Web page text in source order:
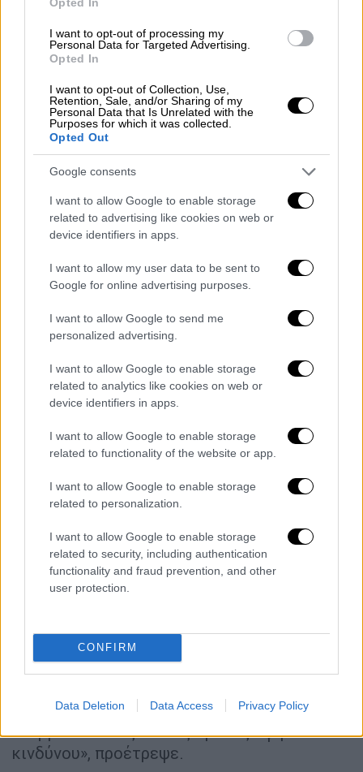
I want to opt-out of processing my
Personal Data for Targeted Advertising.
Opted In
I want to opt-out of Collection, Use,
Retention, Sale, and/or Sharing of my
Personal Data that Is Unrelated with the
Purposes for which it was collected.
Opted Out
Google consents
I want to allow Google to enable storage
related to advertising like cookies on web or
device identifiers in apps.
I want to allow my user data to be sent to
Google for online advertising purposes.
I want to allow Google to send me
personalized advertising.
I want to allow Google to enable storage
related to analytics like cookies on web or
device identifiers in apps.
I want to allow Google to enable storage
related to functionality of the website or app.
I want to allow Google to enable storage
related to personalization.
I want to allow Google to enable storage
related to security, including authentication
functionality and fraud prevention, and other
user protection.
CONFIRM
Data Deletion Data Access Privacy Policy
Τα κλειδιά για να σταματήσει η
μετάδοση
Ο εμβολιασμός, η χρήση μάσκας και η
κοινωνική αποστασιοποίηση
για να σταματήσει η μετάδοση, σύμφωνα με
αξιωματούχους του ΠΟΥ.
«Βρισκόμαστε πίσω στα προπανδημικά
επίπεδα όσον αφορά τις κοινωνικές
εν μέσω της πολύ ισχυρής αύξησης των
κρουσμάτων» και ενώ σε ορισμένες χώρες
τα υγειονομικά συστήματα δέχονται ισχυρή
πίεση, είπε ο διευθυντής επειγόντων
καταστάσεων του ΠΟΥ, Μάικ Ράιαν. «Και η
πραγματικότητα είναι ότι ο ιός θα συνεχίσει
να μεταδίδεται εντατικά σε αυτό το
Η επιδημιολόγος Μαρία βαν Κέρκοβ
σημείωσε ότι είναι σημαντικό να ληφθούν
μέτρα κατά την περίοδο των διακοπών,
σημαίνουν λοκντάουν». Η επικεφαλής
επιστήμονας του ΠΟΥ Σουμία Σουαμινάθαν,
όταν ρωτήθηκε για τις νέες συστάσεις της
άνω των 40 ετών, είπε ότι η προτεραιότητα
θα πρέπει να παραμείνει ο εμβολιασμός
ομάδων. «Επικεντρωθείτε στους
ανεμβολίαστους και τις ομάδες υψηλού
κινδύνου», προέτρεψε.